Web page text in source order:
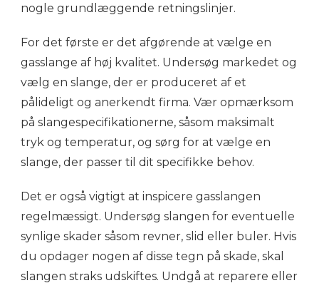
nogle grundlæggende retningslinjer.
For det første er det afgørende at vælge en
gasslange af høj kvalitet. Undersøg markedet og
vælg en slange, der er produceret af et
pålideligt og anerkendt firma. Vær opmærksom
på slangespecifikationerne, såsom maksimalt
tryk og temperatur, og sørg for at vælge en
slange, der passer til dit specifikke behov.
Det er også vigtigt at inspicere gasslangen
regelmæssigt. Undersøg slangen for eventuelle
synlige skader såsom revner, slid eller buler. Hvis
du opdager nogen af disse tegn på skade, skal
slangen straks udskiftes. Undgå at reparere eller